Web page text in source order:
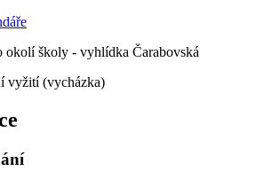
okolí školy - vyhlídka Čarabovská
vyžití (vycházka)